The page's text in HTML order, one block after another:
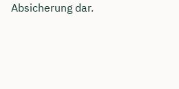
Absicherung dar.